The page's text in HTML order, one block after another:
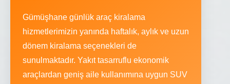
Gümüşhane günlük araç kiralama
hizmetlerimizin yanında haftalık, aylık ve uzun
dönem kiralama seçenekleri de
sunulmaktadır. Yakıt tasarruflu ekonomik
araçlardan geniş aile kullanımına uygun SUV